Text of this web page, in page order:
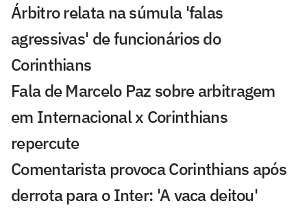
Árbitro relata na súmula 'falas
agressivas' de funcionários do
Corinthians
Fala de Marcelo Paz sobre arbitragem
em Internacional x Corinthians
repercute
Comentarista provoca Corinthians após
derrota para o Inter: 'A vaca deitou'